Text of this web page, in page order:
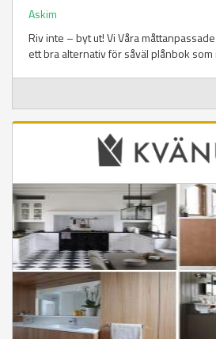
Askim
Riv inte – byt ut! Vi Våra
ett bra alternativ för såväl plånbok som